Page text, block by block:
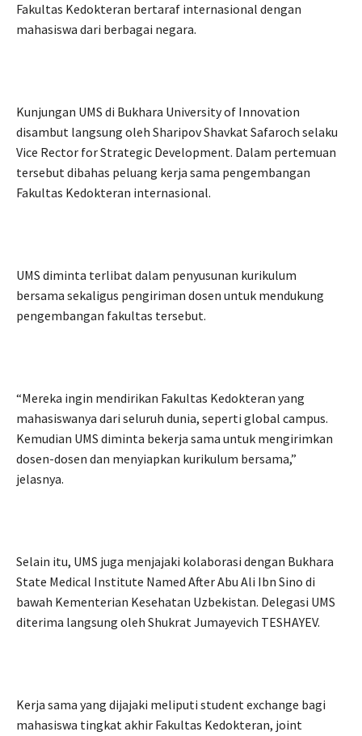
Fakultas Kedokteran bertaraf internasional dengan
mahasiswa dari berbagai negara.
Kunjungan UMS di Bukhara University of Innovation
disambut langsung oleh Sharipov Shavkat Safaroch selaku
Vice Rector for Strategic Development. Dalam pertemuan
tersebut dibahas peluang kerja sama pengembangan
Fakultas Kedokteran internasional.
UMS diminta terlibat dalam penyusunan kurikulum
bersama sekaligus pengiriman dosen untuk mendukung
pengembangan fakultas tersebut.
“Mereka ingin mendirikan Fakultas Kedokteran yang
mahasiswanya dari seluruh dunia, seperti global campus.
Kemudian UMS diminta bekerja sama untuk mengirimkan
dosen-dosen dan menyiapkan kurikulum bersama,”
jelasnya.
Selain itu, UMS juga menjajaki kolaborasi dengan Bukhara
State Medical Institute Named After Abu Ali Ibn Sino di
bawah Kementerian Kesehatan Uzbekistan. Delegasi UMS
diterima langsung oleh Shukrat Jumayevich TESHAYEV.
Kerja sama yang dijajaki meliputi student exchange bagi
mahasiswa tingkat akhir Fakultas Kedokteran, joint